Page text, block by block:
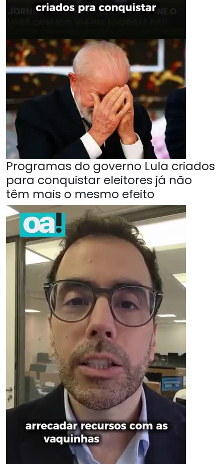
Programas do governo Lula criados
para conquistar eleitores já não
têm mais o mesmo efeito